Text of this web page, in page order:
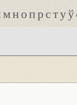
мнопрстуў